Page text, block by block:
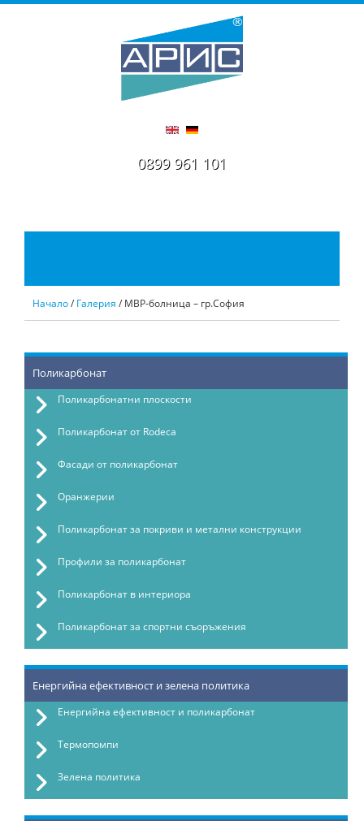
0899 961 101
Начало/ Галерия / МВР-болница – гр.София
Поликарбонат
Поликарбонатни плоскости
Поликарбонат от Rodeca
Фасади от поликарбонат
Оранжерии
Поликарбонат за покриви и метални конструкции
Профили за поликарбонат
Поликарбонат в интериора
Поликарбонат за спортни съоръжения
Енергийна ефективност и зелена политика
Енергийна ефективност и поликарбонат
Термопомпи
Зелена политика